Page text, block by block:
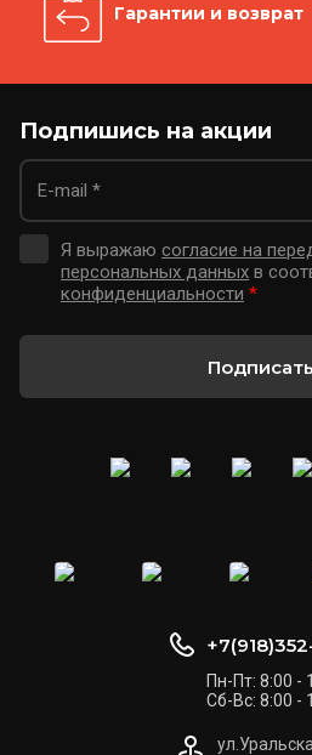
Гарантии и возврат
Подпишись на акции
Я выражаю согласие на
персональных данных в
конфиденциальности *
Пн-Пт: 8:00 -
Сб-Вс: 8:00 -